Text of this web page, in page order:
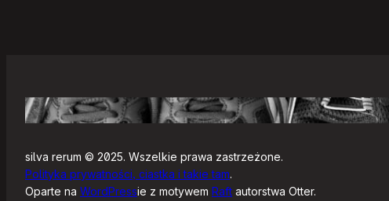
silva rerum © 2025. Wszelkie prawa zastrzeżone.
Polityka prywatności, ciastka i takie tam.
Oparte na WordPressie z motywem Raft autorstwa Otter.